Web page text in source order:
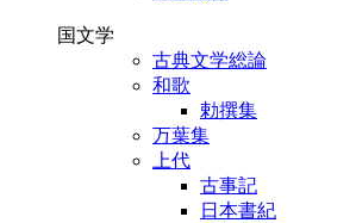
国文学
古典文学総論
和歌
勅撰集
万葉集
上代
古事記
日本書紀